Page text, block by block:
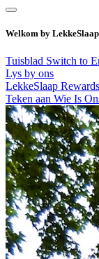
Welkom by
Tuisblad Switch to
Lys by ons
LekkeSlaap Rewards
Teken aan Wie Is